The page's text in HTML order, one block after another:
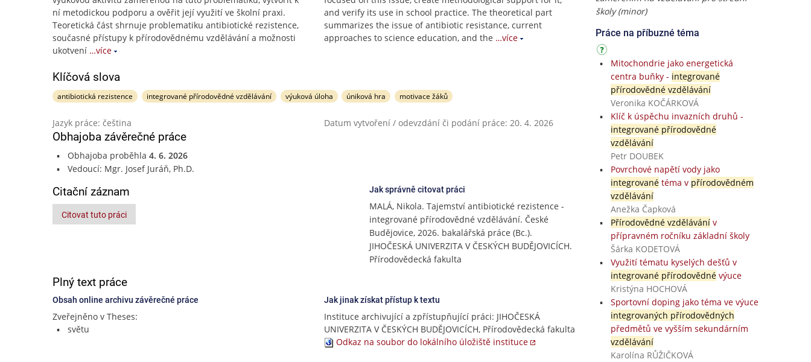
ní metodickou podporu a ověřit její využití ve školní praxi.
Teoretická část shrnuje problematiku antibiotické rezistence,
současné přístupy k přírodovědnému vzdělávání a možnosti
ukotvení …více
and verify its use in school practice. The theoretical part
summarizes the issue of antibiotic resistance, current
approaches to science education, and the …více
Klíčová slova
antibiotická rezistence integrované přírodovědné vzdělávání výuková úloha úniková hra motivace žáků
Jazyk práce: čeština Datum vytvoření / odevzdání či podání práce: 20. 4. 2026
Obhajoba závěrečné práce
Obhajoba proběhla 4. 6. 2026
Vedoucí: Mgr. Josef Juráň, Ph.D.
Citační záznam
Citovat tuto práci
Jak správně citovat práci
MALÁ, Nikola. Tajemství antibiotické rezistence -
integrované přírodovědné vzdělávání. České
Budějovice, 2026. bakalářská práce (Bc.).
JIHOČESKÁ UNIVERZITA V ČESKÝCH BUDĚJOVICÍCH.
Přírodovědecká fakulta
Plný text práce
Obsah online archivu závěrečné práce
Zveřejněno v Theses:
světu
Jak jinak získat přístup k textu
Instituce archivující a zpřístupňující práci: JIHOČESKÁ
UNIVERZITA V ČESKÝCH BUDĚJOVICÍCH, Přírodovědecká fakulta
Odkaz na soubor do lokálního úložiště instituce
školy (minor)
Práce na příbuzné téma
Mitochondrie jako energetická
centra buňky - integrované
přírodovědné vzdělávání
Veronika KOČÁRKOVÁ
Klíč k úspěchu invazních druhů -
integrované přírodovědné
vzdělávání
Petr DOUBEK
Povrchové napětí vody jako
integrovanétéma v přírodovědném
vzdělávání
Anežka Čapková
Přírodovědné vzdělávánív
přípravném ročníku základní školy
Šárka KODETOVÁ
Využití tématu kyselých dešťů v
integrované přírodovědnévýuce
Kristýna HOCHOVÁ
Sportovní doping jako téma ve výuce
integrovaných přírodovědných
předmětů ve vyšším sekundárním
vzdělávání
Karolína RŮŽIČKOVÁ